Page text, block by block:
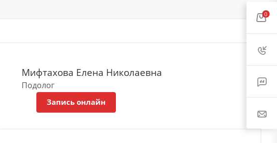
Мифтахова Елена Николаевна
Подолог
Запись онлайн
0